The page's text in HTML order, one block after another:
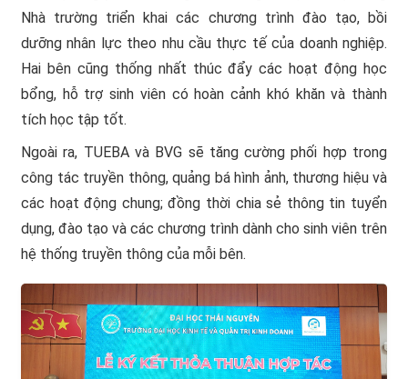
Nhà trường triển khai các chương trình đào tạo, bồi
dưỡng nhân lực theo nhu cầu thực tế của doanh nghiệp.
Hai bên cũng thống nhất thúc đẩy các hoạt động học
bổng, hỗ trợ sinh viên có hoàn cảnh khó khăn và thành
tích học tập tốt.
Ngoài ra, TUEBA và BVG sẽ tăng cường phối hợp trong
công tác truyền thông, quảng bá hình ảnh, thương hiệu và
các hoạt động chung; đồng thời chia sẻ thông tin tuyển
dụng, đào tạo và các chương trình dành cho sinh viên trên
hệ thống truyền thông của mỗi bên.